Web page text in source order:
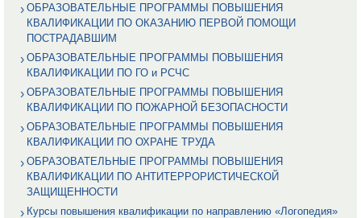
ОБРАЗОВАТЕЛЬНЫЕ ПРОГРАММЫ ПОВЫШЕНИЯ
КВАЛИФИКАЦИИ ПО ОКАЗАНИЮ ПЕРВОЙ ПОМОЩИ
ПОСТРАДАВШИМ
ОБРАЗОВАТЕЛЬНЫЕ ПРОГРАММЫ ПОВЫШЕНИЯ
КВАЛИФИКАЦИИ ПО ГО и РСЧС
ОБРАЗОВАТЕЛЬНЫЕ ПРОГРАММЫ ПОВЫШЕНИЯ
КВАЛИФИКАЦИИ ПО ПОЖАРНОЙ БЕЗОПАСНОСТИ
ОБРАЗОВАТЕЛЬНЫЕ ПРОГРАММЫ ПОВЫШЕНИЯ
КВАЛИФИКАЦИИ ПО ОХРАНЕ ТРУДА
ОБРАЗОВАТЕЛЬНЫЕ ПРОГРАММЫ ПОВЫШЕНИЯ
КВАЛИФИКАЦИИ ПО АНТИТЕРРОРИСТИЧЕСКОЙ
ЗАЩИЩЕННОСТИ
Курсы повышения квалификации по направлению «Логопедия»